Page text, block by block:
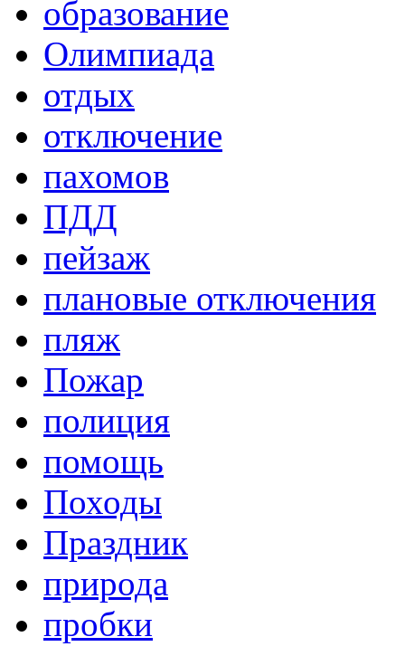
образование
Олимпиада
отдых
отключение
пахомов
ПДД
пейзаж
плановые отключения
пляж
Пожар
полиция
помощь
Походы
Праздник
природа
пробки